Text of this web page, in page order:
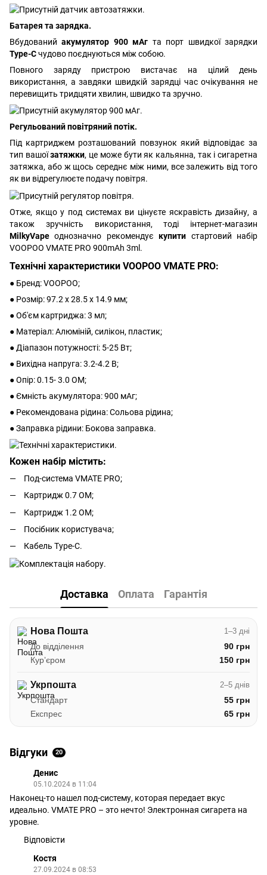
Батарея та зарядка.
Вбудованийакумулятор 900 мАг та порт швидкої зарядки
Type-Cчудово поєднуються між собою.
Повного заряду пристрою вистачає на цілий день
використання, а завдяки швидкій зарядці час очікування не
перевищить тридцяти хвилин, швидко та зручно.
Регульований повітряний потік.
Під картриджем розташований повзунок який відповідає за
тип вашоїзатяжки, це може бути як кальянна, так і сигаретна
затяжка, або ж щось середнє між ними, все залежить від того
як ви відрегулюєте подачу повітря.
Отже, якщо у под системах ви цінуєте яскравість дизайну, а
також зручність використання, тоді інтернет-магазин
MilkyVapeоднозначно рекомендуєкупити стартовий набір
VOOPOO VMATE PRO 900mAh 3ml.
Технічні характеристики VOOPOO VMATE PRO:
● Бренд: VOOPOO;
● Розмір: 97.2 х 28.5 х 14.9 мм;
● Об'єм картриджа: 3 мл;
● Матеріал: Алюміній, силікон, пластик;
● Діапазон потужності: 5-25 Вт;
● Вихідна напруга: 3.2-4.2 В;
● Опір: 0.15- 3.0 ОМ;
● Ємність акумулятора: 900 мАг;
● Рекомендована рідина: Сольова рідина;
● Заправка рідини: Бокова заправка.
Кожен набір містить:
Под-система VMATE PRO;
Картридж 0.7 ОМ;
Картридж 1.2 ОМ;
Посібник користувача;
Кабель Type-C.
Доставка Оплата Гарантія
Нова Пошта 1–3 дні
До відділення
90 грн
Курʼєром
150 грн
Укрпошта 2–5 днів
Стандарт
55 грн
Експрес
65 грн
Відгуки 20
Денис
05.10.2024 в 11:04
Наконец-то нашел под-систему, которая передает вкус
идеально. VMATE PRO – это нечто! Электронная сигарета на
уровне.
Відповісти
Костя
27.09.2024 в 08:53